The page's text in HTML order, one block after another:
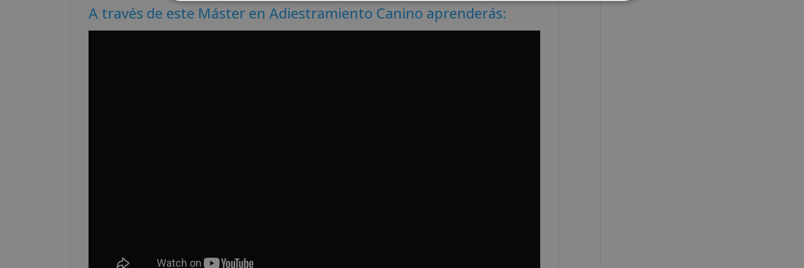
A través de este Máster en Adiestramiento Canino aprenderás: